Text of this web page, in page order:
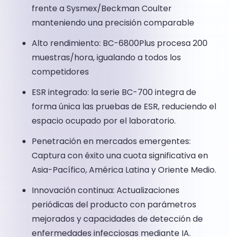
frente a Sysmex/Beckman Coulter
manteniendo una precisión comparable
Alto rendimiento: BC-6800Plus procesa 200
muestras/hora, igualando a todos los
competidores
ESR integrado: la serie BC-700 integra de
forma única las pruebas de ESR, reduciendo el
espacio ocupado por el laboratorio.
Penetración en mercados emergentes:
Captura con éxito una cuota significativa en
Asia-Pacífico, América Latina y Oriente Medio.
Innovación continua: Actualizaciones
periódicas del producto con parámetros
mejorados y capacidades de detección de
enfermedades infecciosas mediante IA.